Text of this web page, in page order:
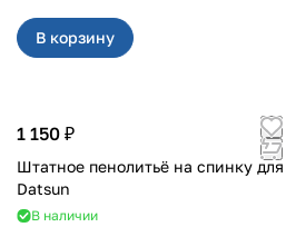
В корзину
1 150 ₽
Штатное пенолитьё на спинку для
Datsun
В наличии